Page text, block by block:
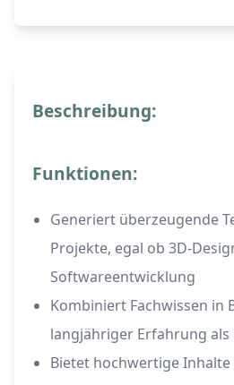
Beschreibung:
Funktionen:
Generiert überzeugende
Projekte, egal ob 3D-
Softwareentwicklung
Kombiniert Fachwissen in
langjähriger Erfahrung als
Bietet hochwertige